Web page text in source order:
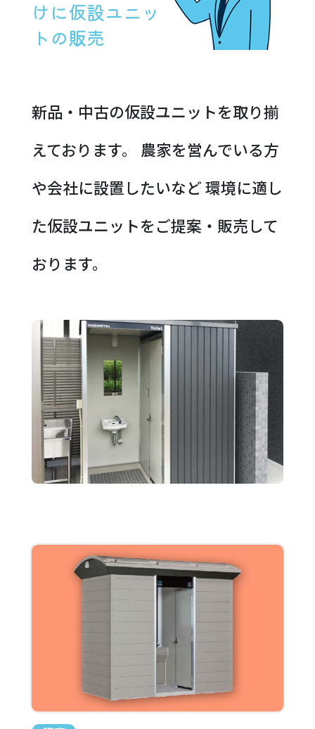
けに仮設ユニッ
トの販売
新品・中古の仮設ユニットを取り揃
えております。
農家を営んでいる方
や会社に設置したいなど環境に適し
た仮設ユニットをご提案・販売して
おります。